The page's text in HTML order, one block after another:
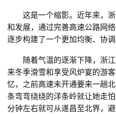
这是一个缩影。近年来，浙
和发展，通过完善高速公路网
逐步构建了一个更加均衡、协
随着气温的逐渐下降，浙江
来冬季滑雪和享受风炉宴的游
忆，之前高速未开通要来一趟
条弯弯绕绕的洋条岭就让她走
分钟左右就可从遂昌至北界，